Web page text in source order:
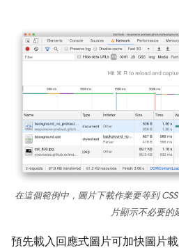
在這個範例中，圖片下載作業要等到
片顯示不必要的
預先載入回應式圖片可加快圖片載